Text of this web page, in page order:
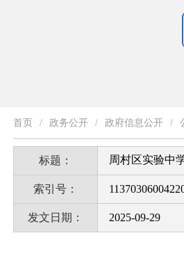
首页 / 政务公开 / 政府信息公开 /
标题： 周村区实验中
索引号：
发文日期： 2025-09-29